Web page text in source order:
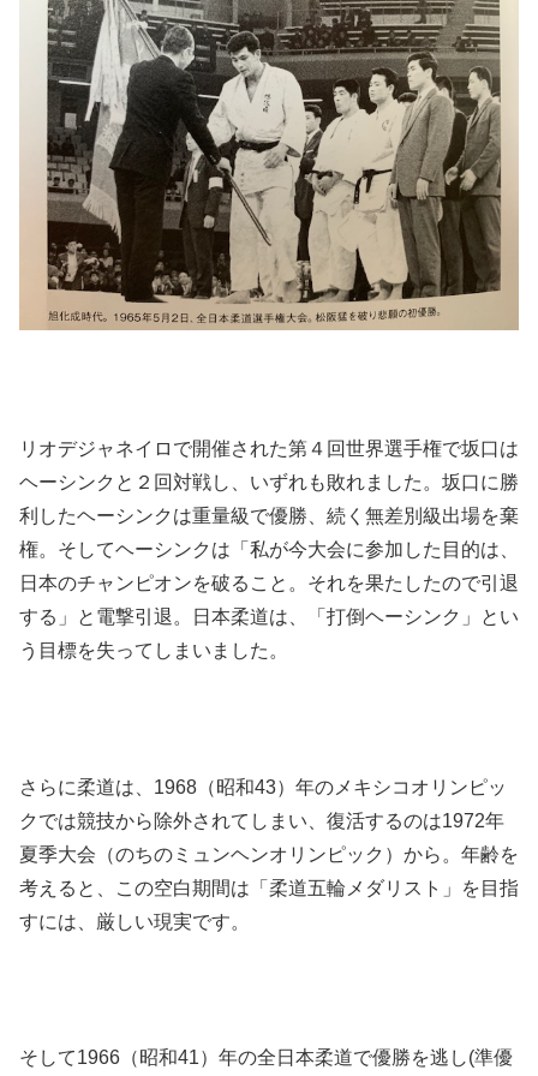
リオデジャネイロで開催された第４回世界選手権で坂口は
ヘーシンクと２回対戦し、いずれも敗れました。坂口に勝
利したヘーシンクは重量級で優勝、続く無差別級出場を棄
権。そしてヘーシンクは「私が今大会に参加した目的は、
日本のチャンピオンを破ること。それを果たしたので引退
する」と電撃引退。日本柔道は、「打倒ヘーシンク」とい
う目標を失ってしまいました。
さらに柔道は、1968（昭和43）年のメキシコオリンピッ
クでは競技から除外されてしまい、復活するのは1972年
夏季大会（のちのミュンヘンオリンピック）から。年齢を
考えると、この空白期間は「柔道五輪メダリスト」を目指
すには、厳しい現実です。
そして1966（昭和41）年の全日本柔道で優勝を逃し(準優